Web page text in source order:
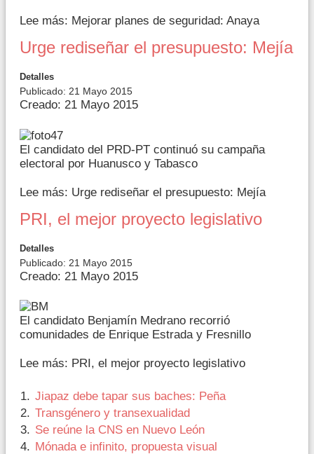
Lee más: Mejorar planes de seguridad: Anaya
Urge rediseñar el presupuesto: Mejía
Detalles
Publicado: 21 Mayo 2015
Creado: 21 Mayo 2015
El candidato del PRD-PT continuó su campaña
electoral por Huanusco y Tabasco
Lee más: Urge rediseñar el presupuesto: Mejía
PRI, el mejor proyecto legislativo
Detalles
Publicado: 21 Mayo 2015
Creado: 21 Mayo 2015
El candidato Benjamín Medrano recorrió
comunidades de Enrique Estrada y Fresnillo
Lee más: PRI, el mejor proyecto legislativo
Jiapaz debe tapar sus baches: Peña
Transgénero y transexualidad
Se reúne la CNS en Nuevo León
Mónada e infinito, propuesta visual